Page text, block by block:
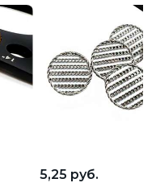
5,25 руб.